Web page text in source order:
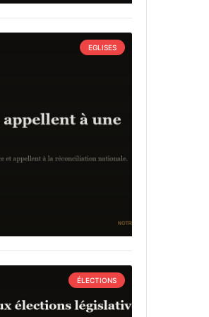
EGLISES
ÉLECTIONS